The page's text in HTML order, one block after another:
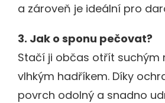
a zároveň je ideální pro
3. Jak o sponu pečovat?
Stačí ji občas otřít suchým
vlhkým hadříkem. Díky
povrch odolný a snadno